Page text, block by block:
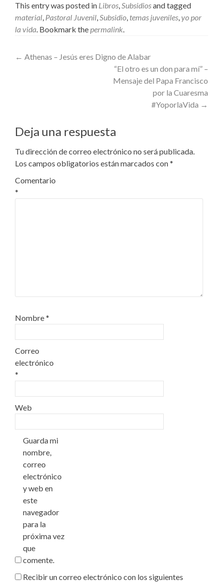
This entry was posted in Libros,Subsidiosand tagged
material, Pastoral Juvenil,Subsidio, temas juveniles,yo por
la vida. Bookmark thepermalink.
Post
← Athenas – Jesús eres Digno de Alabar
“El otro es un don para mí” –
Mensaje del Papa Francisco
por la Cuaresma
#YoporlaVida →
Deja una respuesta
Tu dirección de correo electrónico no será publicada.
Los campos obligatorios están marcados con*
Comentario
*
Nombre*
Correo
electrónico
*
Web
Guarda mi
nombre,
correo
electrónico
y web en
este
navegador
para la
próxima vez
que
comente.
Recibir un correo electrónico con los siguientes